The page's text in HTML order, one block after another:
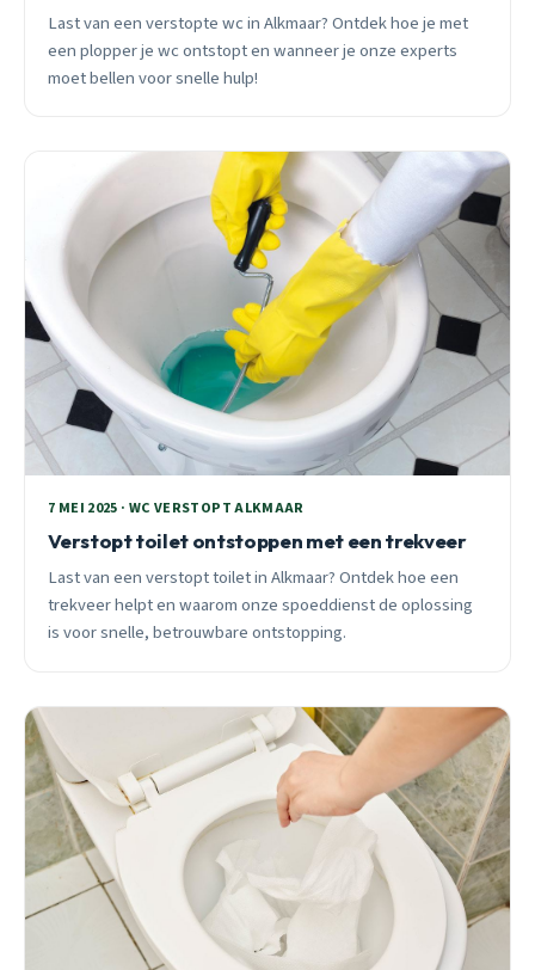
Last van een verstopte wc in Alkmaar? Ontdek hoe je met
een plopper je wc ontstopt en wanneer je onze experts
moet bellen voor snelle hulp!
7 MEI 2025 · WC VERSTOPT ALKMAAR
Verstopt toilet ontstoppen met een trekveer
Last van een verstopt toilet in Alkmaar? Ontdek hoe een
trekveer helpt en waarom onze spoeddienst de oplossing
is voor snelle, betrouwbare ontstopping.